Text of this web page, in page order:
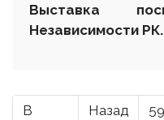
Выставка
Независимости РК.
В
Назад 59